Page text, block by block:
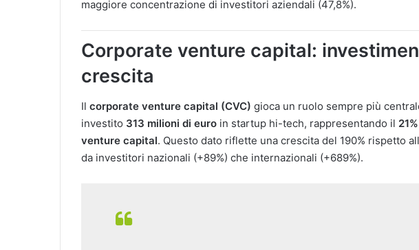
maggiore concentrazione di investitori aziendali (47,8%)​.
Corporate venture capital:
crescita
Il corporate venture capital (CVC) gioca un ruolo sempre più
investito 313 milioni di euro in startup hi-tech, rappresentando il
venture capital. Questo dato riflette una crescita del 190% rispetto
da investitori nazionali (+89%) che internazionali (+689%)​.